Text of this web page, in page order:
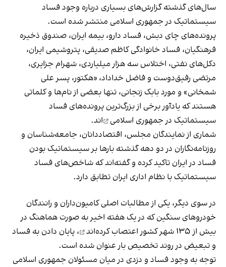
سال‌های گذشته گزارش‌های بسیاری درباره وجود فساد
سیستماتیک در جمهوری اسلامی منتشر شده است.
پرونده‌های چای دبش، فساد دارو، بیمه ایران، صندوق ذخیره
فرهنگیان، فساد خانوادگی کاظم صدیقی، پتروشیمی ایران،
دکل‌های نفتی، اختلاس سه هزار میلیاردی، شهرام جزایری،
مرتضی رفیق‌دوست و فاضل خداداد، «هکتور، پسر علی
شمخانی» و مورد بابک زنجانی، تنها بعضی از نام‌ها و کلماتی
هستند که یادآور برخی از بزرگ‌ترین پرونده‌های فساد
سیستماتیک در جمهوری اسلامی
‌اند.
شماری از نمایندگان مجلس، اقتصاددانان، جامعه‌شناسان و
روزنامه‌نگاران در دو دهه گذشته بارها بر سیستماتیک بودن
فساد در ایران تاکید کرده و گفته‌اند که شاخص‌های فساد
سیستماتیک با نظام اداری ایران تطابق دارد.
در سوی دیگر، یکی از مطالبات اصلی‌ کامیون‌داران و رانندگان
خودروهای سنگین که در یک هفته اخیر به صورت هماهنگ در
بیش از ۱۳۵ شهر کشور
اعتصاب کرده‌اند
، پایان دادن به فساد
و تبعیض در روند تخصیص بار عنوان شده است.
توجه به وجود فساد و دزدی در میان مسئولان جمهوری اسلامی